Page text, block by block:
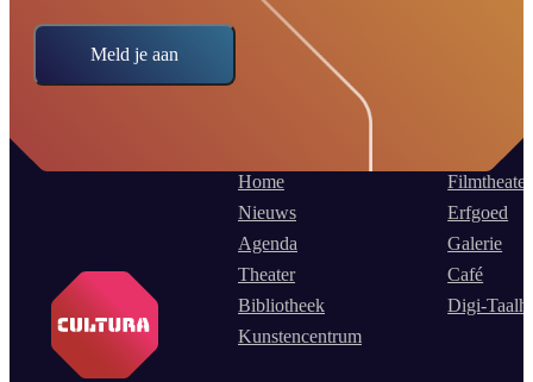
Meld je aan
Home
Nieuws
Agenda
Theater
Bibliotheek
Kunstencentrum
Filmtheater
Erfgoed
Galerie
Café
Digi-